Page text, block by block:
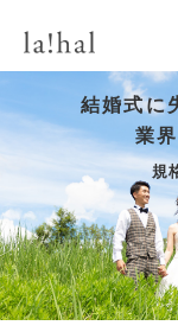
結婚式に
業
規